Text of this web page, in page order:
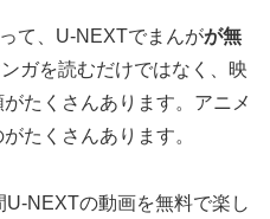
て、U-NEXTでまんがが無
ガを読むだけではなく、映
たくさんあります。アニメ
たくさんあります。
NEXTの動画を無料で楽し